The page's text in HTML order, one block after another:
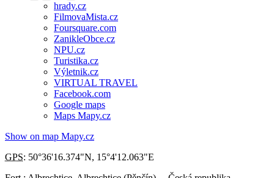
hrady.cz
FilmovaMista.cz
Foursquare.com
ZanikleObce.cz
NPU.cz
Turistika.cz
Výletnik.cz
VIRTUAL TRAVEL
Facebook.com
Google maps
Maps Mapy.cz
Show on map Mapy.cz
GPS: 50°36'16.374"N, 15°4'12.063"E